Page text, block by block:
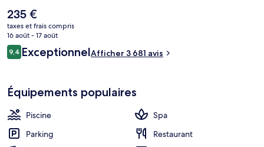
d'aromathérapie et un service de manucure et pédicure. Les
options de restauration comprennent 3 restaurants, tandis que le
bar/salon est un endroit parfait pour prendre un verre. Parmi les
autres petits avantages de cet hébergement figurent un bar en
bord de piscine, une salle de fitness ouverte 24 h/24, et une salle de
fitness. Les autres voyageurs ne tarissent pas d'éloges en ce qui
Le
prix
actuel
est
de
235 €
taxes et frais compris
16 août - 17 août
Avis
voyageurs
9,49,4 sur 10
ExceptionnelAfficher 3 681 avis
Équipements populaires
Piscine
Spa
Parking
Restaurant